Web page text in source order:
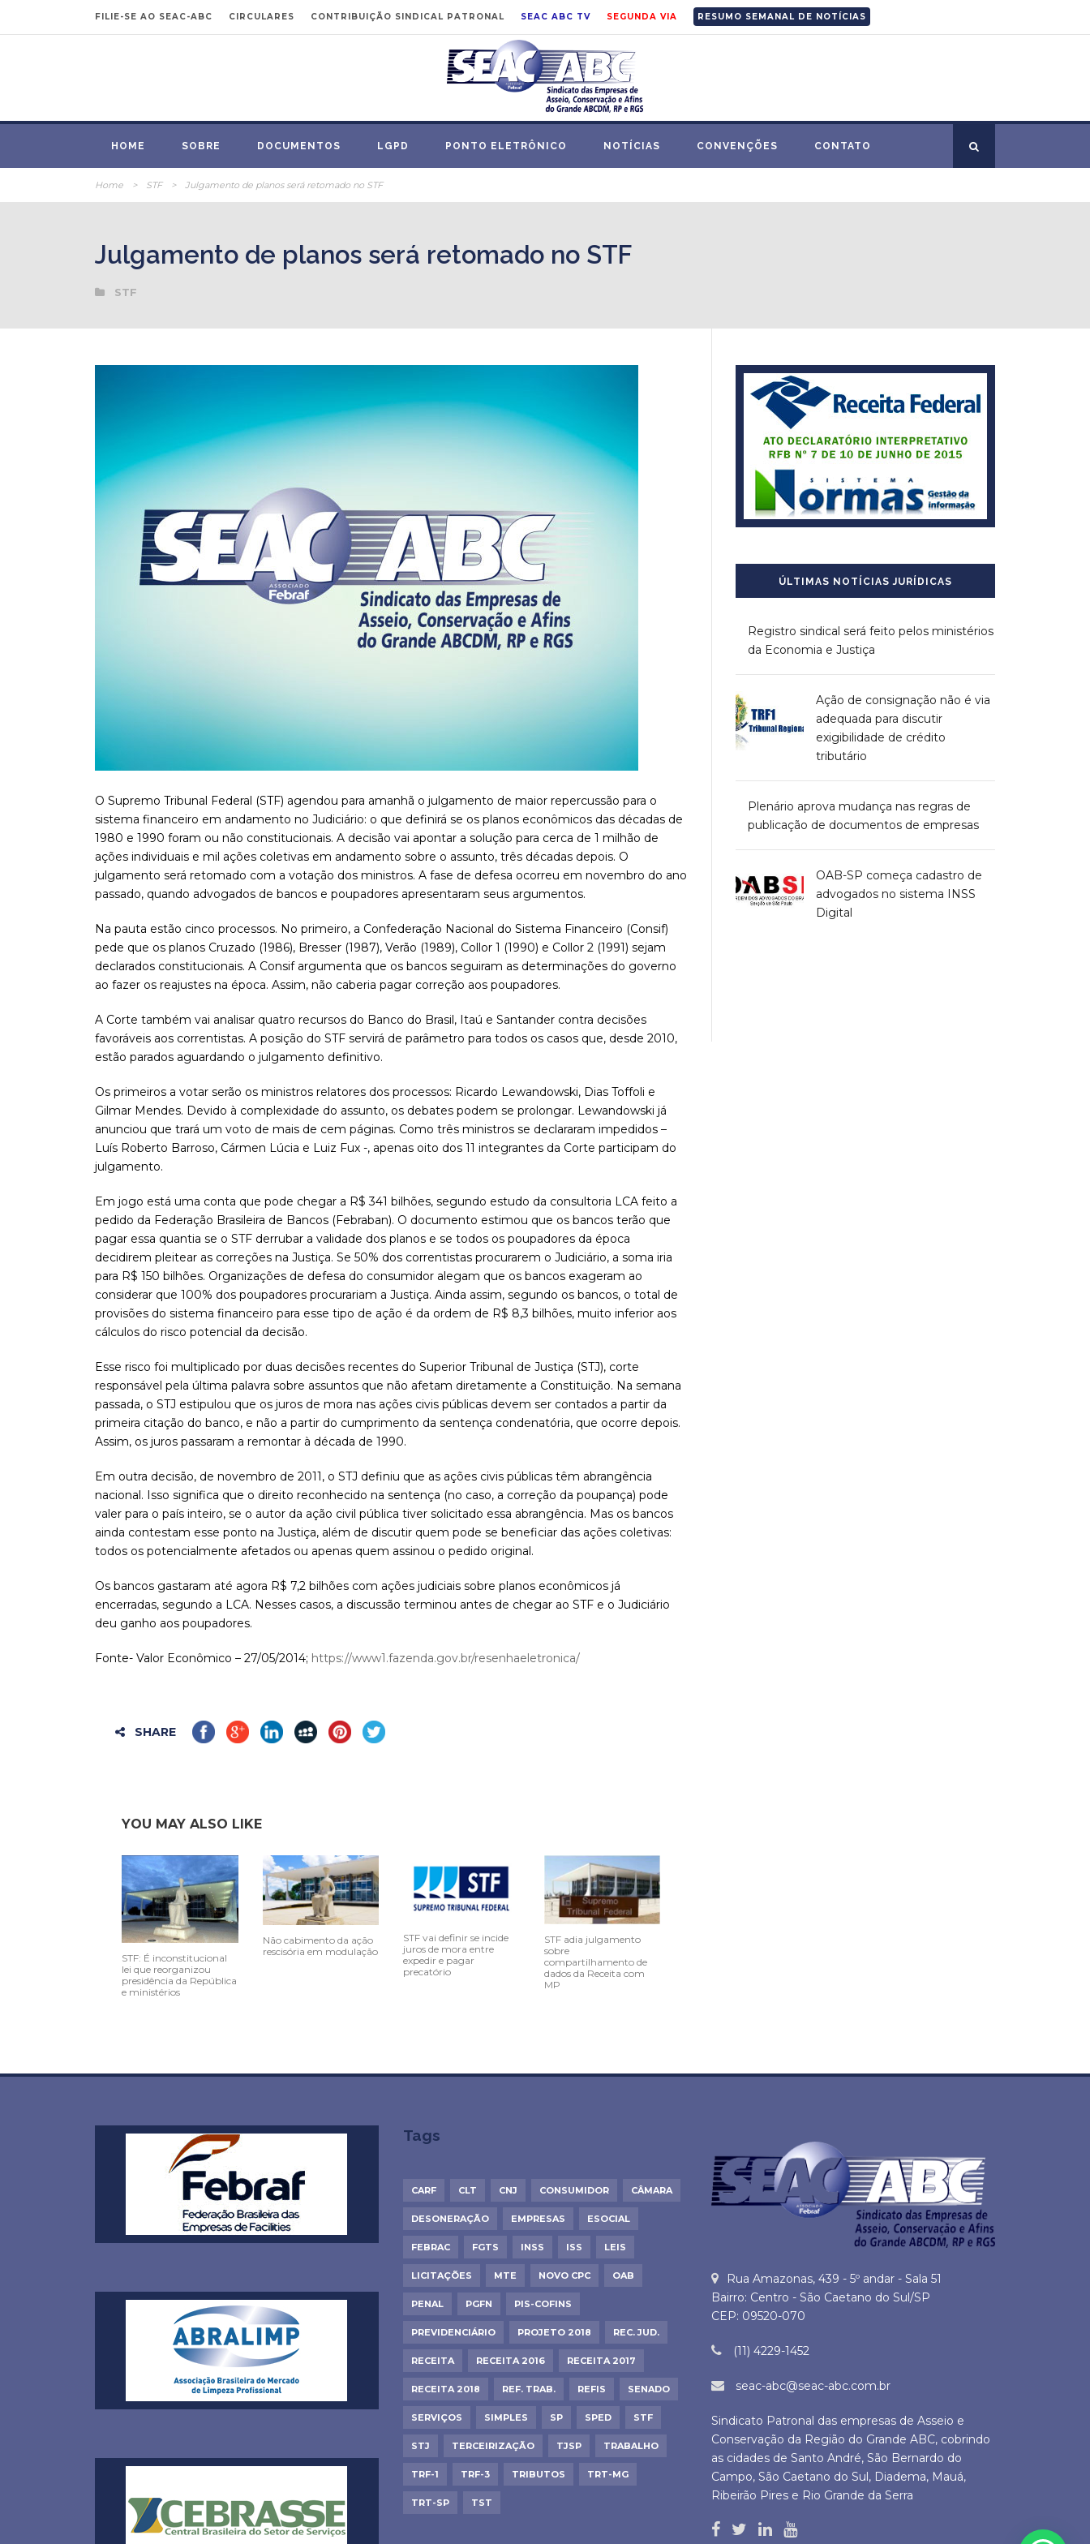
FILIE-SE AO SEAC-ABC CIRCULARES CONTRIBUIÇÃO SINDICAL PATRONAL SEAC ABC TV SEGUNDA VIA RESUMO SEMANAL DE NOTÍCIAS
HOME SOBRE DOCUMENTOS LGPD PONTO ELETRÔNICO NOTÍCIAS CONVENÇÕES CONTATO
Home > STF > Julgamento de planos será retomado no STF
Julgamento de planos será retomado no STF
STF
O Supremo Tribunal Federal (STF) agendou para amanhã o julgamento de maior repercussão para o
sistema financeiro em andamento no Judiciário: o que definirá se os planos econômicos das décadas de
1980 e 1990 foram ou não constitucionais. A decisão vai apontar a solução para cerca de 1 milhão de
ações individuais e mil ações coletivas em andamento sobre o assunto, três décadas depois. O
julgamento será retomado com a votação dos ministros. A fase de defesa ocorreu em novembro do ano
passado, quando advogados de bancos e poupadores apresentaram seus argumentos.
Na pauta estão cinco processos. No primeiro, a Confederação Nacional do Sistema Financeiro (Consif)
pede que os planos Cruzado (1986), Bresser (1987), Verão (1989), Collor 1 (1990) e Collor 2 (1991) sejam
declarados constitucionais. A Consif argumenta que os bancos seguiram as determinações do governo
ao fazer os reajustes na época. Assim, não caberia pagar correção aos poupadores.
A Corte também vai analisar quatro recursos do Banco do Brasil, Itaú e Santander contra decisões
favoráveis aos correntistas. A posição do STF servirá de parâmetro para todos os casos que, desde 2010,
estão parados aguardando o julgamento definitivo.
Os primeiros a votar serão os ministros relatores dos processos: Ricardo Lewandowski, Dias Toffoli e
Gilmar Mendes. Devido à complexidade do assunto, os debates podem se prolongar. Lewandowski já
anunciou que trará um voto de mais de cem páginas. Como três ministros se declararam impedidos –
Luís Roberto Barroso, Cármen Lúcia e Luiz Fux -, apenas oito dos 11 integrantes da Corte participam do
julgamento.
Em jogo está uma conta que pode chegar a R$ 341 bilhões, segundo estudo da consultoria LCA feito a
pedido da Federação Brasileira de Bancos (Febraban). O documento estimou que os bancos terão que
pagar essa quantia se o STF derrubar a validade dos planos e se todos os poupadores da época
decidirem pleitear as correções na Justiça. Se 50% dos correntistas procurarem o Judiciário, a soma iria
para R$ 150 bilhões. Organizações de defesa do consumidor alegam que os bancos exageram ao
considerar que 100% dos poupadores procurariam a Justiça. Ainda assim, segundo os bancos, o total de
provisões do sistema financeiro para esse tipo de ação é da ordem de R$ 8,3 bilhões, muito inferior aos
cálculos do risco potencial da decisão.
Esse risco foi multiplicado por duas decisões recentes do Superior Tribunal de Justiça (STJ), corte
responsável pela última palavra sobre assuntos que não afetam diretamente a Constituição. Na semana
passada, o STJ estipulou que os juros de mora nas ações civis públicas devem ser contados a partir da
primeira citação do banco, e não a partir do cumprimento da sentença condenatória, que ocorre depois.
Assim, os juros passaram a remontar à década de 1990.
Em outra decisão, de novembro de 2011, o STJ definiu que as ações civis públicas têm abrangência
nacional. Isso significa que o direito reconhecido na sentença (no caso, a correção da poupança) pode
valer para o país inteiro, se o autor da ação civil pública tiver solicitado essa abrangência. Mas os bancos
ainda contestam esse ponto na Justiça, além de discutir quem pode se beneficiar das ações coletivas:
todos os potencialmente afetados ou apenas quem assinou o pedido original.
Os bancos gastaram até agora R$ 7,2 bilhões com ações judiciais sobre planos econômicos já
encerradas, segundo a LCA. Nesses casos, a discussão terminou antes de chegar ao STF e o Judiciário
deu ganho aos poupadores.
Fonte- Valor Econômico – 27/05/2014; https://www1.fazenda.gov.br/resenhaeletronica/
SHARE
YOU MAY ALSO LIKE
STF: É inconstitucional
lei que reorganizou
presidência da República
e ministérios
Não cabimento da ação
rescisória em modulação
STF vai definir se incide
juros de mora entre
expedir e pagar
precatório
STF adia julgamento
sobre
compartilhamento de
dados da Receita com
MP
ÚLTIMAS NOTÍCIAS JURÍDICAS
Registro sindical será feito pelos ministérios
da Economia e Justiça
Ação de consignação não é via
adequada para discutir
exigibilidade de crédito
tributário
Plenário aprova mudança nas regras de
publicação de documentos de empresas
OAB-SP começa cadastro de
advogados no sistema INSS
Digital
Tags
CARF CLT CNJ CONSUMIDOR CÂMARA
DESONERAÇÃO EMPRESAS ESOCIAL
FEBRAC FGTS INSS ISS LEIS
LICITAÇÕES MTE NOVO CPC OAB
PENAL PGFN PIS-COFINS
PREVIDENCIÁRIO PROJETO 2018 REC. JUD.
RECEITA RECEITA 2016 RECEITA 2017
RECEITA 2018 REF. TRAB. REFIS SENADO
SERVIÇOS SIMPLES SP SPED STF
STJ TERCEIRIZAÇÃO TJSP TRABALHO
TRF-1 TRF-3 TRIBUTOS TRT-MG
TRT-SP TST
Rua Amazonas, 439 - 5º andar - Sala 51
Bairro: Centro - São Caetano do Sul/SP
CEP: 09520-070
(11) 4229-1452
seac-abc@seac-abc.com.br
Sindicato Patronal das empresas de Asseio e
Conservação da Região do Grande ABC, cobrindo
as cidades de Santo André, São Bernardo do
Campo, São Caetano do Sul, Diadema, Mauá,
Ribeirão Pires e Rio Grande da Serra